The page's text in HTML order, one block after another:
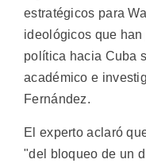
estratégicos para
ideológicos que
política hacia Cuba
académico e
Fernández.
El experto aclaró
"del bloqueo de un